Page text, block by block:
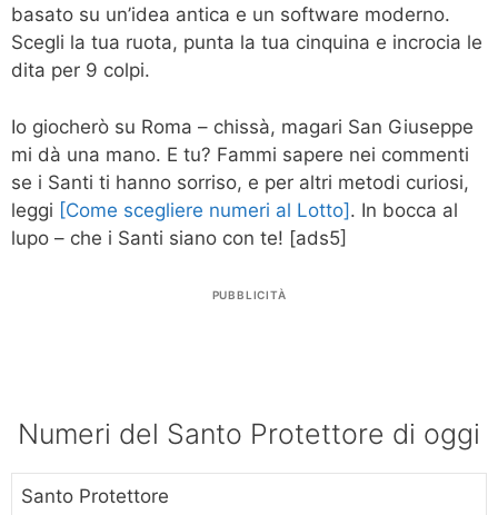
basato su un’idea antica e un software moderno.
Scegli la tua ruota, punta la tua cinquina e incrocia le
dita per 9 colpi.
Io giocherò su Roma – chissà, magari San Giuseppe
mi dà una mano. E tu? Fammi sapere nei commenti
se i Santi ti hanno sorriso, e per altri metodi curiosi,
leggi [Come scegliere numeri al Lotto]. In bocca al
lupo – che i Santi siano con te! [ads5]
PUBBLICITÀ
Numeri del Santo Protettore di oggi
Santo Protettore